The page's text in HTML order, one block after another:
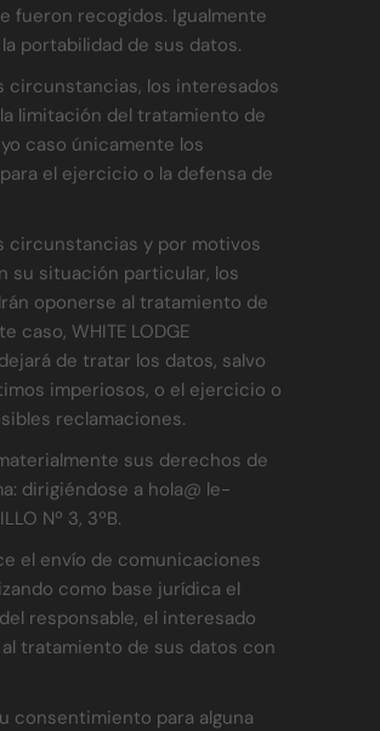
fueron recogidos. Igualmente
portabilidad de sus datos.
circunstancias, los interesados
limitación del tratamiento de
caso únicamente los
el ejercicio o la defensa de
circunstancias y por motivos
su situación particular, los
oponerse al tratamiento de
caso, WHITE LODGE
dejará de tratar los datos, salvo
imperiosos, o el ejercicio o
reclamaciones.
sus derechos de
dirigiéndose a hola@ le-
Nº 3, 3ºB.
el envío de comunicaciones
como base jurídica el
responsable, el interesado
tratamiento de sus datos con
consentimiento para alguna